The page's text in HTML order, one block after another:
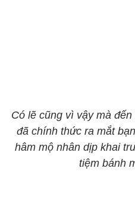
Có lẽ cũng vì vậy mà
đã chính thức ra mắt
hâm mộ nhân dịp khai
tiệm bánh